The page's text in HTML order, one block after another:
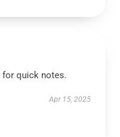
for quick notes.
Apr 15, 2025